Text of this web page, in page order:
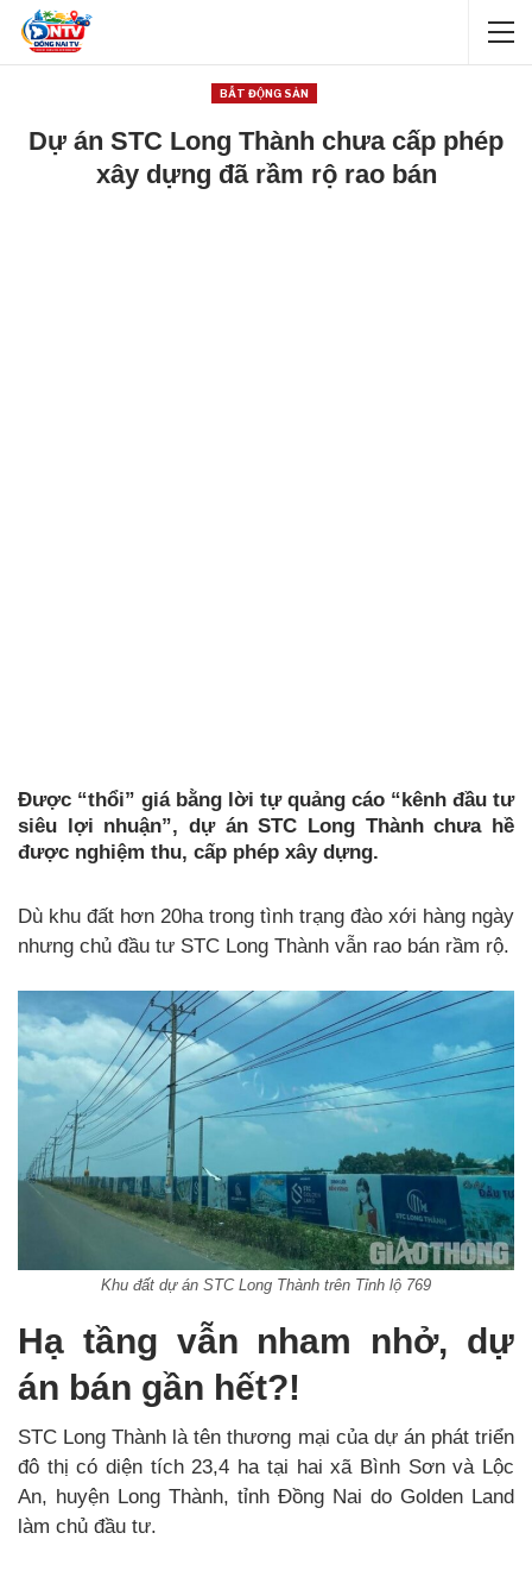
BẤT ĐỘNG SẢN
Dự án STC Long Thành chưa cấp phép
xây dựng đã rầm rộ rao bán
Được “thổi” giá bằng lời tự quảng cáo “kênh đầu tư
siêu lợi nhuận”, dự án STC Long Thành chưa hề
được nghiệm thu, cấp phép xây dựng.
Dù khu đất hơn 20ha trong tình trạng đào xới hàng ngày
nhưng chủ đầu tư STC Long Thành vẫn rao bán rầm rộ.
Khu đất dự án STC Long Thành trên Tỉnh lộ 769
Hạ tầng vẫn nham nhở, dự
án bán gần hết?!
STC Long Thành là tên thương mại của dự án phát triển
đô thị có diện tích 23,4 ha tại hai xã Bình Sơn và Lộc
An, huyện Long Thành, tỉnh Đồng Nai do Golden Land
làm chủ đầu tư.